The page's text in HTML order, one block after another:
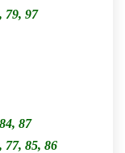
79, 97
87
77, 85, 86